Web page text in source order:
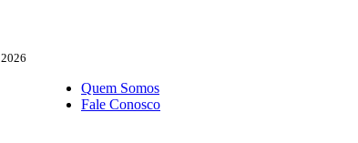
Quem Somos
Fale Conosco